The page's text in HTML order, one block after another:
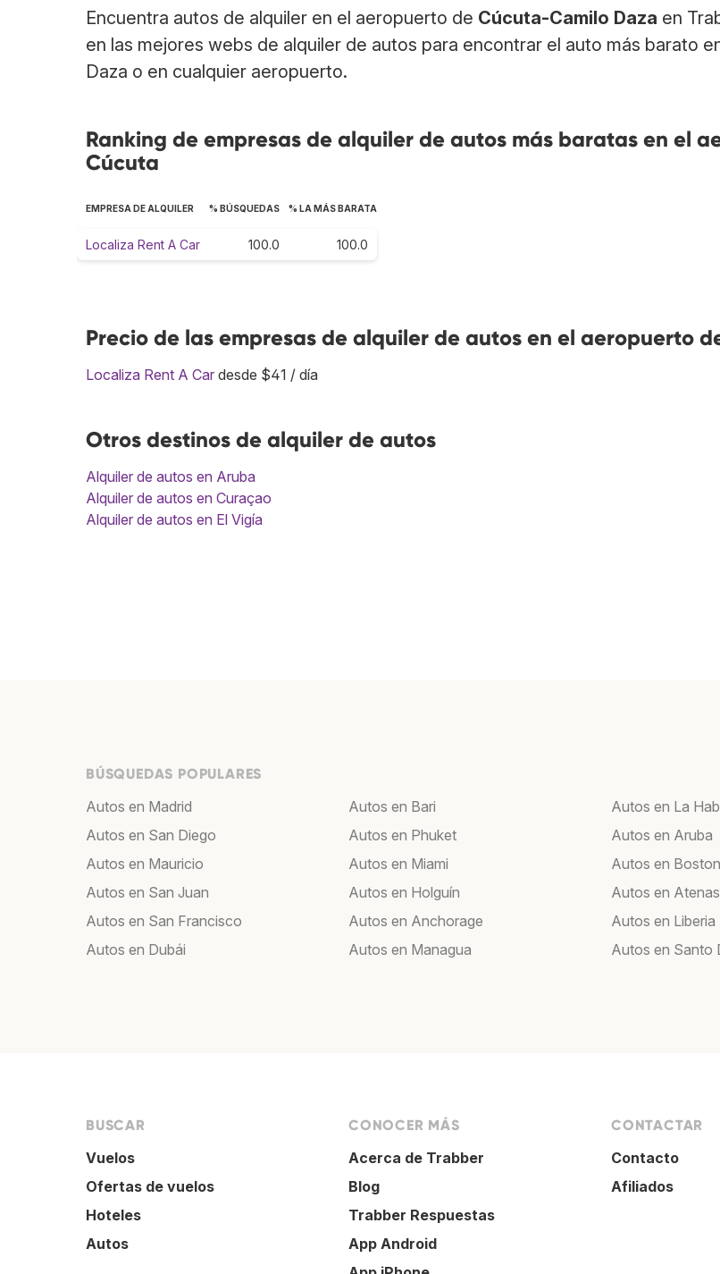
Encuentra autos de alquiler en el aeropuerto de Cúcuta-Camilo Daza en
en las mejores webs de alquiler de autos para encontrar el auto más barato
Daza o en cualquier aeropuerto.
Ranking de empresas de alquiler de autos más baratas en el
Cúcuta
EMPRESA DE ALQUILER % BÚSQUEDAS % LA MÁS BARATA
Localiza Rent A Car 100.0 100.0
Precio de las empresas de alquiler de autos en el aeropuerto
Localiza Rent A Car desde $41 / día
Otros destinos de alquiler de autos
Alquiler de autos en Aruba
Alquiler de autos en Curaçao
Alquiler de autos en El Vigía
BÚSQUEDAS POPULARES
Autos en Madrid
Autos en San Diego
Autos en Mauricio
Autos en San Juan
Autos en San Francisco
Autos en Dubái
Autos en Bari
Autos en Phuket
Autos en Miami
Autos en Holguín
Autos en Anchorage
Autos en Managua
Autos en La
Autos en Aruba
Autos en Boston
Autos en Atenas
Autos en Liberia
Autos en Santo
BUSCAR
Vuelos
Ofertas de vuelos
Hoteles
Autos
CONOCER MÁS
Acerca de Trabber
Blog
Trabber Respuestas
App Android
CONTACTAR
Contacto
Afiliados